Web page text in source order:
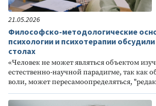
21.05.2026
Философско-методологические
психологии и психотерапии
столах
«Человек не может являться объектом
естественно-научной парадигме, так как
воли, может пересамоопределяться,